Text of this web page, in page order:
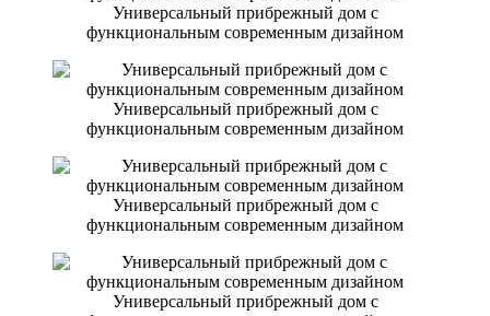
Универсальный прибрежный дом с
функциональным современным дизайном
Универсальный прибрежный дом с
функциональным современным дизайном
Универсальный прибрежный дом с
функциональным современным дизайном
Универсальный прибрежный дом с